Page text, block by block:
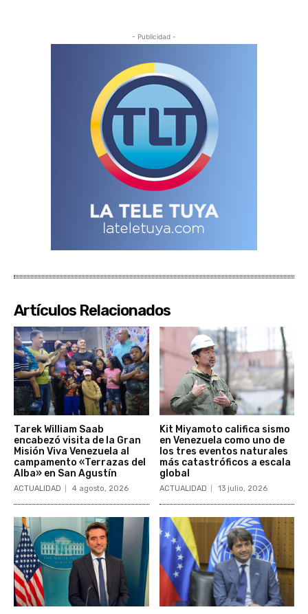
- Publicidad -
Artículos Relacionados
Tarek William Saab
encabezó visita de la Gran
Misión Viva Venezuela al
campamento «Terrazas del
Alba» en San Agustín
ACTUALIDAD 4 agosto, 2026
Kit Miyamoto califica sismo
en Venezuela como uno de
los tres eventos naturales
más catastróficos a escala
global
ACTUALIDAD 13 julio, 2026